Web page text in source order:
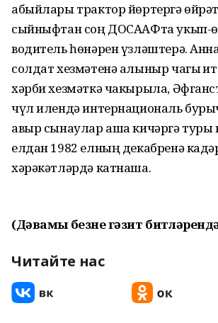
абыйлары трактор йөртергә
сыйныфтан соң ДОСААФта укып-
водитель һөнәрен үзләштерә.
солдат хезмәтенә алыныр чагы
хәрби хезмәткә чакырыла,
чүл илендә интернациональ
авыр сынаулар аша кичәргә туры
елдан 1982 елның декабренә
хәрәкәтләрдә катнаша.
(Дәвамы безнең гәзит
Читайте нас